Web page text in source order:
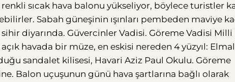
sıcak hava balonu yükseliyor, böylece turistler
Sabah güneşinin ışınları pembeden maviye
diyarında. Güvercinler Vadisi. Göreme Vadisi Milli
havada bir müze, en eskisi nereden 4 yüzyıl:
sandalet kilisesi, Havari Aziz Paul Okulu. Göreme
Balon uçuşunun günü hava şartlarına bağlı olarak